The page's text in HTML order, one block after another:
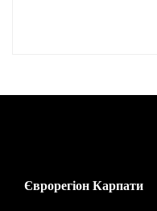
Єврорегіон Карпати